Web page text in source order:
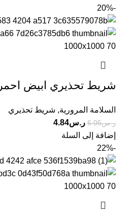
-20%
شريط تحذيري ابيض احمر
السلامة المرورية, شريط تحذيري
ر.س6.05 ر.س4.84
إضافة إلى السلة
-22%